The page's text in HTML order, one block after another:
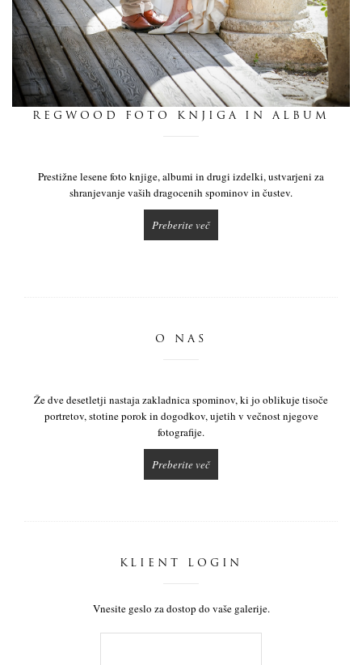
REGWOOD FOTO KNJIGA IN ALBUM
Prestižne lesene foto knjige, albumi in drugi izdelki, ustvarjeni za
shranjevanje vaših dragocenih spominov in čustev.
Preberite več
O NAS
Že dve desetletji nastaja zakladnica spominov, ki jo oblikuje tisoče
portretov, stotine porok in dogodkov, ujetih v večnost njegove
fotografije.
Preberite več
KLIENT LOGIN
Vnesite geslo za dostop do vaše galerije.